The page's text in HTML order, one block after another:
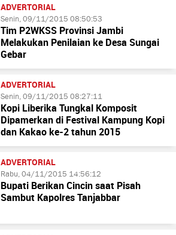
ADVERTORIAL
Senin, 09/11/2015 08:50:53
Tim P2WKSS Provinsi Jambi
Melakukan Penilaian ke Desa Sungai
Gebar
ADVERTORIAL
Senin, 09/11/2015 08:27:11
Kopi Liberika Tungkal Komposit
Dipamerkan di Festival Kampung Kopi
dan Kakao ke-2 tahun 2015
ADVERTORIAL
Rabu, 04/11/2015 14:56:12
Bupati Berikan Cincin saat Pisah
Sambut Kapolres Tanjabbar